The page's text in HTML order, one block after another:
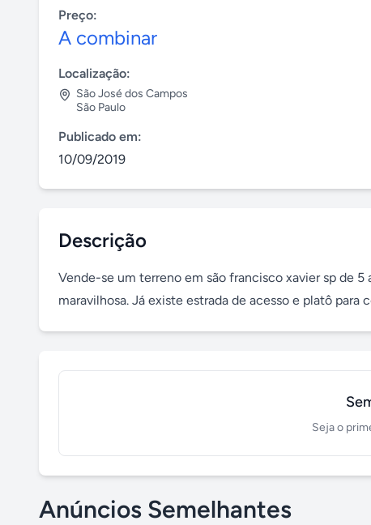
Preço:
A combinar
Localização:
São José dos Campos
São Paulo
Publicado em:
10/09/2019
Descrição
Vende-se um terreno em são francisco xavier sp de
maravilhosa. Já existe estrada de acesso e platô para
Seja o
Anúncios Semelhantes